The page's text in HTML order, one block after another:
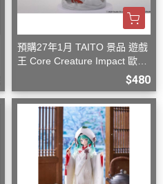
預購27年1月 TAITO 景品 遊戲
王 Core Creature Impact 歐西
$480